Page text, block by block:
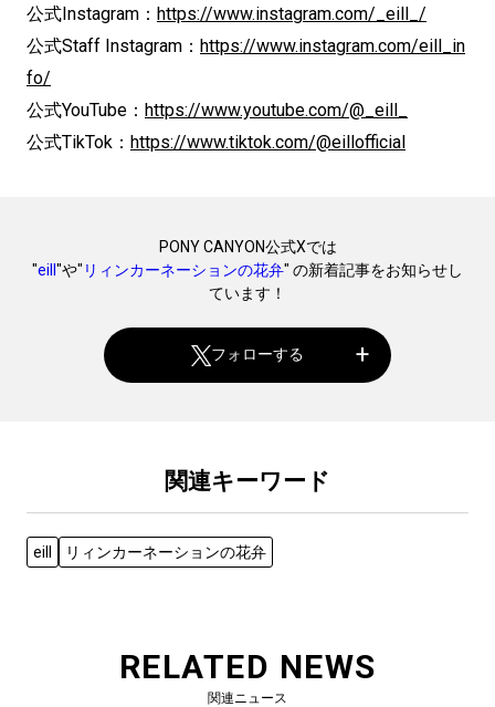
公式Instagram： https://www.instagram.com/_eill_/
公式Staff Instagram： https://www.instagram.com/eill_in
fo/
公式YouTube： https://www.youtube.com/@_eill_
公式TikTok： https://www.tiktok.com/@eillofficial
PONY CANYON公式Xでは
"eill "や" リィンカーネーションの花弁" の新着記事をお知らせし
ています！
フォローする
関連キーワード
eill リィンカーネーションの花弁
RELATED NEWS
関連ニュース